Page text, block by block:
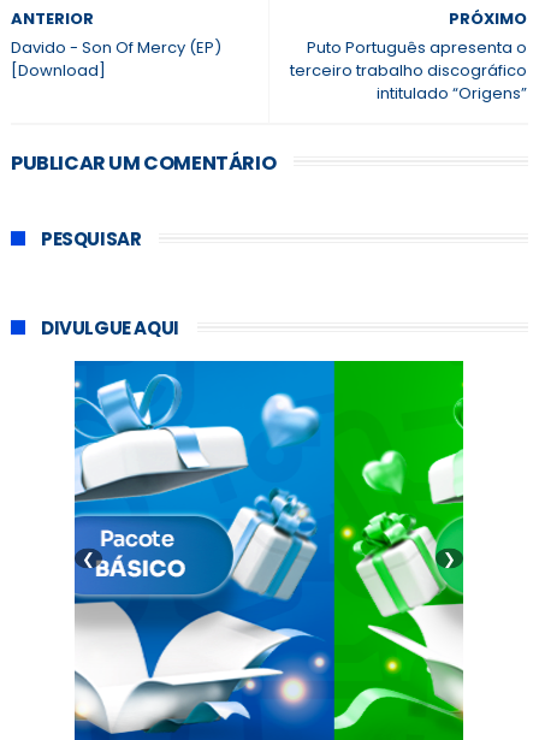
PRÓXIMO
Puto Português apresenta o
terceiro trabalho discográfico
intitulado “Origens”
ANTERIOR
Davido - Son Of Mercy (EP)
[Download]
PUBLICAR UM COMENTÁRIO
PESQUISAR
DIVULGUE AQUI
❮ ❯